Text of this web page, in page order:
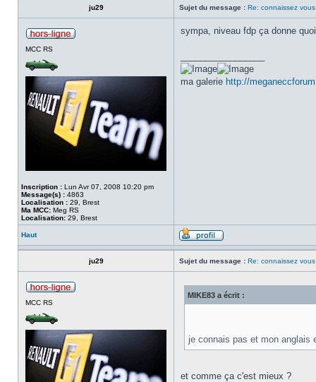
ju29 Sujet du message : Re: connaissez
MCC RS
Inscription : Lun Avr 07, 2008 10:20 pm
Message(s) : 4863
Localisation : 29, Brest
Ma MCC: Meg RS
Localisation: 29, Brest
sympa, niveau fdp ça donne
ma galerie http://
Haut
ju29 Sujet du message : Re: connaissez
MCC RS
MIKE83 a écrit :
je connais pas et mon anglais
et comme ça c'est mieux ?